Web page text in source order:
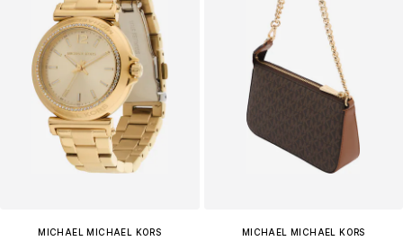
MICHAEL MICHAEL KORS
MICHAEL MICHAEL KORS